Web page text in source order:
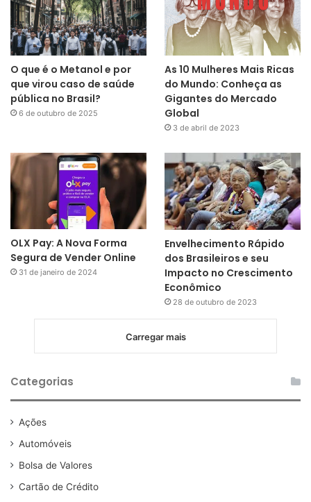
O que é o Metanol e por
que virou caso de saúde
pública no Brasil?
6 de outubro de 2025
As 10 Mulheres Mais Ricas
do Mundo: Conheça as
Gigantes do Mercado
Global
3 de abril de 2023
OLX Pay: A Nova Forma
Segura de Vender Online
31 de janeiro de 2024
Envelhecimento Rápido
dos Brasileiros e seu
Impacto no Crescimento
Econômico
28 de outubro de 2023
Carregar mais
Categorias
Ações
Automóveis
Bolsa de Valores
Cartão de Crédito